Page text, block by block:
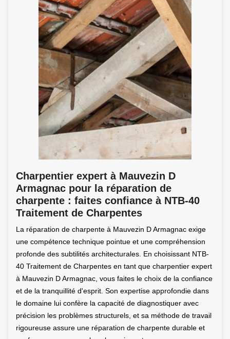
Charpentier expert à Mauvezin D
Armagnac pour la réparation de
charpente : faites confiance à NTB-40
Traitement de Charpentes
La réparation de charpente à Mauvezin D Armagnac exige
une compétence technique pointue et une compréhension
profonde des subtilités architecturales. En choisissant NTB-
40 Traitement de Charpentes en tant que charpentier expert
à Mauvezin D Armagnac, vous faites le choix de la confiance
et de la tranquillité d'esprit. Son expertise approfondie dans
le domaine lui confère la capacité de diagnostiquer avec
précision les problèmes structurels, et sa méthode de travail
rigoureuse assure une réparation de charpente durable et